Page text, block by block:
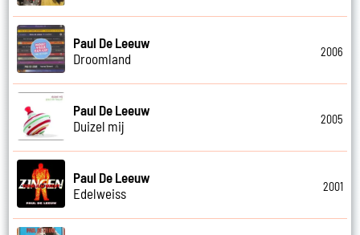
Paul De Leeuw
Droomland
2006
Paul De Leeuw
Duizel mij
2005
Paul De Leeuw
Edelweiss
2001